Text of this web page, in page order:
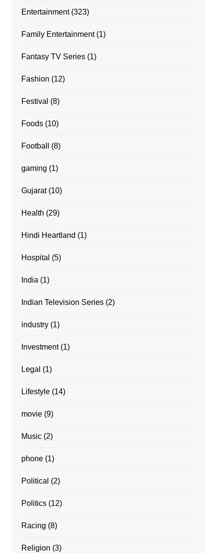
Entertainment(323)
Family Entertainment(1)
Fantasy TV Series(1)
Fashion (12)
Festival (8)
Foods(10)
Football (8)
gaming (1)
Gujarat(10)
Health (29)
Hindi Heartland (1)
Hospital (5)
India (1)
Indian Television Series(2)
industry(1)
Investment(1)
Legal (1)
Lifestyle(14)
movie(9)
Music(2)
phone(1)
Political (2)
Politics(12)
Racing (8)
Religion (3)